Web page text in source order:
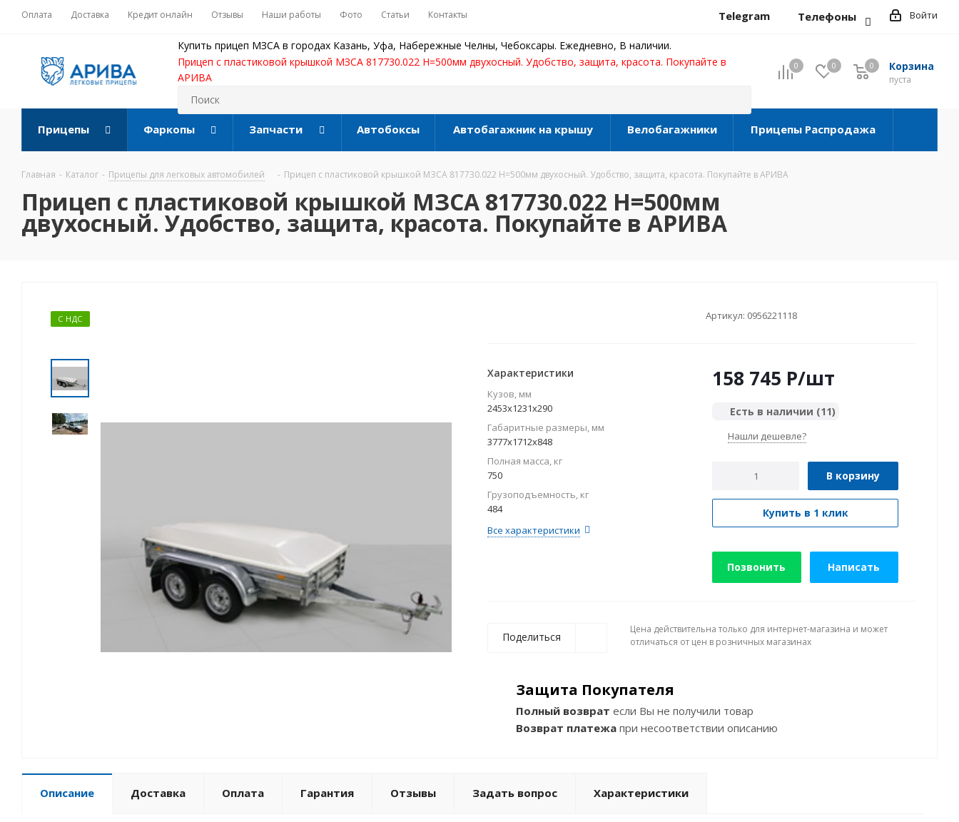
Оплата Доставка Кредит онлайн Отзывы Наши работы Фото Статьи Контакты Войти
Telegram Телефоны
Купить прицеп МЗСА в городах Казань, Уфа, Набережные Челны, Чебоксары. Ежедневно, В наличии.
Прицеп с пластиковой крышкой МЗСА 817730.022 Н=500мм двухосный. Удобство, защита, красота. Покупайте в
АРИВА
0 0 Корзина
0
пуста
0
Прицепы Фаркопы Запчасти Автобоксы Автобагажник на крышу Велобагажники Прицепы Распродажа
Главная - Каталог - Прицепы для легковых автомобилей - Прицеп с пластиковой крышкой МЗСА 817730.022 Н=500мм двухосный. Удобство, защита, красота. Покупайте в АРИВА
Прицеп с пластиковой крышкой МЗСА 817730.022 Н=500мм
двухосный. Удобство, защита, красота. Покупайте в АРИВА
С НДС Артикул: 0956221118
Характеристики
Кузов, мм
2453x1231x290
Габаритные размеры, мм
3777x1712x848
Полная масса, кг
750
Грузоподъемность, кг
484
Все характеристики
158 745 P/шт
Есть в наличии (11)
Нашли дешевле?
В корзину
Купить в 1 клик
Позвонить Написать
Поделиться
Цена действительна только для интернет-магазина и может
отличаться от цен в розничных магазинах
Защита Покупателя
Полный возврат если Вы не получили товар
Возврат платежа при несоответствии описанию
Описание Доставка Оплата Гарантия Отзывы Задать вопрос Характеристики